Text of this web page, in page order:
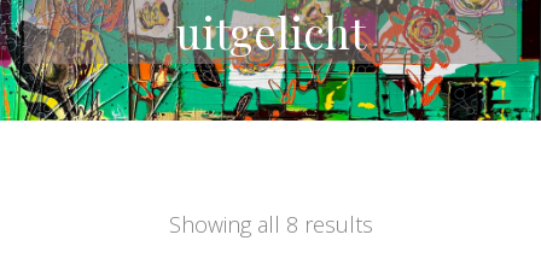
uitgelicht
Showing all 8 results